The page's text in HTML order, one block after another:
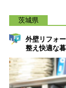
茨城県
外壁リフォ
整え快適な